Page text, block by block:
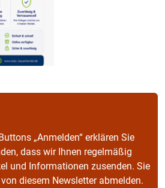
„Anmelden“ erklären Sie
dass wir Ihnen regelmäßig
und Informationen zusenden. Sie
diesem Newsletter abmelden.